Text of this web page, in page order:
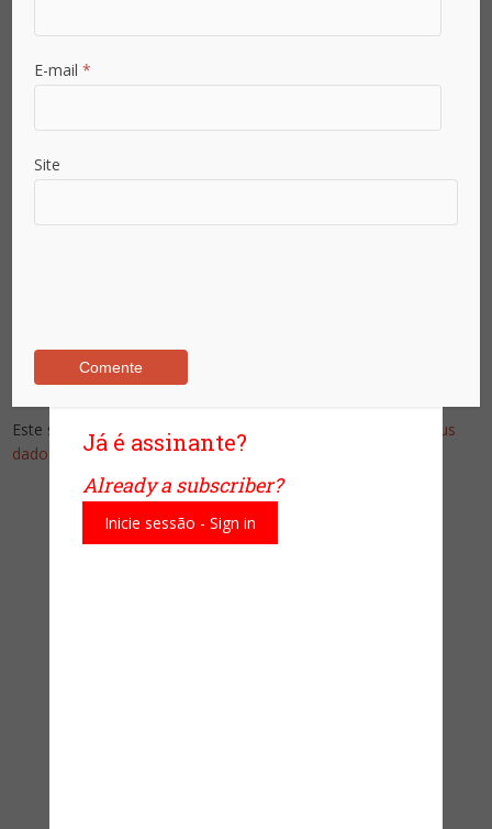
Área de Atuação
País
Já é assinante?
Already a subscriber?
Inicie sessão - Sign in
E-mail*
Site
Este site utiliza o Akismet para reduzir spam.
Saiba como seus
dados em comentários são processados
Pesquise no Site